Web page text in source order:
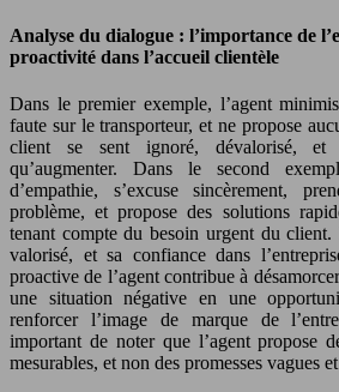
Analyse du dialogue : l’importance de
proactivité dans l’accueil clientèle
Dans le premier exemple, l’agent
faute sur le transporteur, et ne propose
client se sent ignoré, dévalorisé,
qu’augmenter. Dans le second
d’empathie, s’excuse sincèrement,
problème, et propose des solutions
tenant compte du besoin urgent du
valorisé, et sa confiance dans
proactive de l’agent contribue à
une situation négative en une
renforcer l’image de marque de
important de noter que l’agent propose
mesurables, et non des promesses vagues